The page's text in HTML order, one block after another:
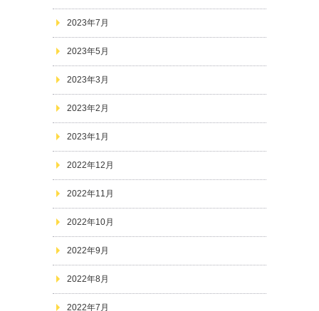
2023年7月
2023年5月
2023年3月
2023年2月
2023年1月
2022年12月
2022年11月
2022年10月
2022年9月
2022年8月
2022年7月